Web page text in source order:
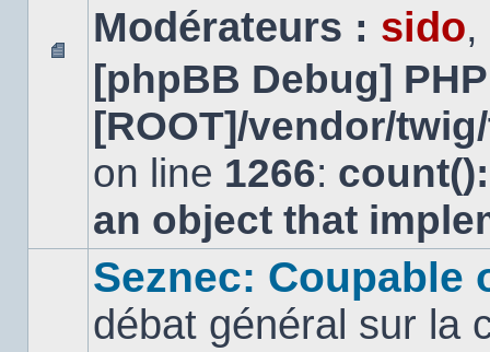
Aucun
message
non
Modérateurs : sido,
[phpBB Debug]
[ROOT]/vendor/
on line 1266:
an object that
Seznec: Coupable
débat général sur la